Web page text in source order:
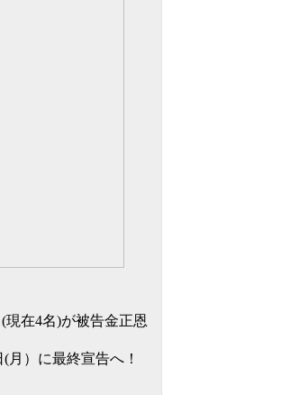
現在4名)が被告金正恩
月）に最終宣告へ！